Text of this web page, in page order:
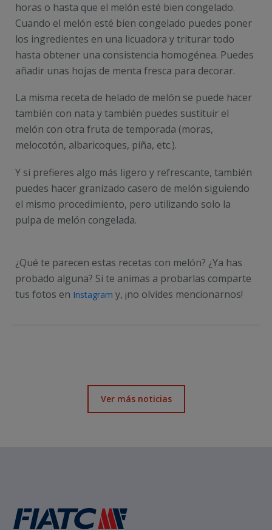
horas o hasta que el melón esté bien congelado.
Cuando el melón esté bien congelado puedes poner
los ingredientes en una licuadora y triturar todo
hasta obtener una consistencia homogénea. Puedes
añadir unas hojas de menta fresca para decorar.
La misma receta de helado de melón se puede hacer
también con nata y también puedes sustituir el
melón con otra fruta de temporada (moras,
melocotón, albaricoques, piña, etc.).
Y si prefieres algo más ligero y refrescante, también
puedes hacer granizado casero de melón siguiendo
el mismo procedimiento, pero utilizando solo la
pulpa de melón congelada.
¿Qué te parecen estas recetas con melón? ¿Ya has
probado alguna? Si te animas a probarlas comparte
tus fotos en Instagram y, ¡no olvides mencionarnos!
Ver más noticias